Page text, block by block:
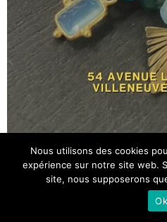
Nous utilisons des cookies
expérience sur notre site web.
site, nous supposerons
Ok